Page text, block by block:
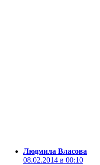
Людмила Власова
08.02.2014 в 00:10